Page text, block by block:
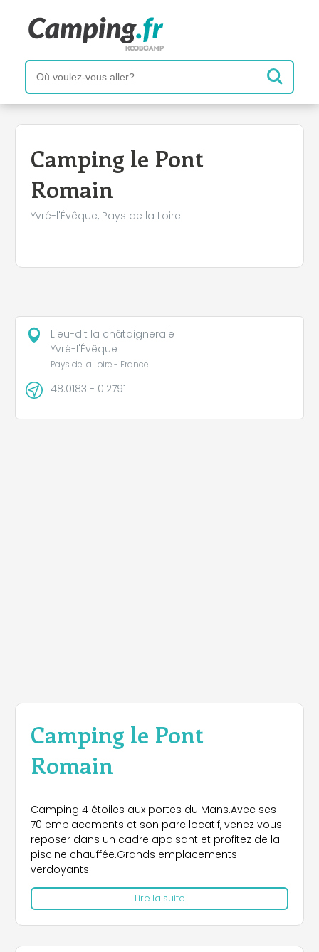
Camping le Pont
Romain
Yvré-l'Évêque, Pays de la Loire
Camping le Pont
Romain
Camping 4 étoiles aux portes du Mans.Avec ses
70 emplacements et son parc locatif, venez vous
reposer dans un cadre apaisant et profitez de la
piscine chauffée.Grands emplacements
verdoyants.
Lire la suite
+
−
Lieu-dit la châtaigneraie
Yvré-l'Évêque
Pays de la Loire - France
48.0183 - 0.2791